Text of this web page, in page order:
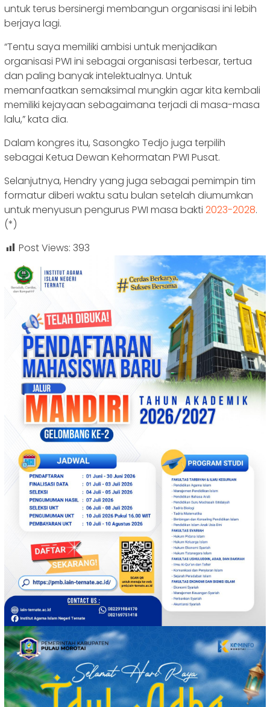
untuk terus bersinergi membangun organisasi ini lebih
berjaya lagi.
“Tentu saya memiliki ambisi untuk menjadikan
organisasi PWI ini sebagai organisasi terbesar, tertua
dan paling banyak intelektualnya. Untuk
memanfaatkan semaksimal mungkin agar kita kembali
memiliki kejayaan sebagaimana terjadi di masa-masa
lalu,” kata dia.
Dalam kongres itu, Sasongko Tedjo juga terpilih
sebagai Ketua Dewan Kehormatan PWI Pusat.
Selanjutnya, Hendry yang juga sebagai pemimpin tim
formatur diberi waktu satu bulan setelah diumumkan
untuk menyusun pengurus PWI masa bakti 2023-2028.
(*)
Post Views: 393